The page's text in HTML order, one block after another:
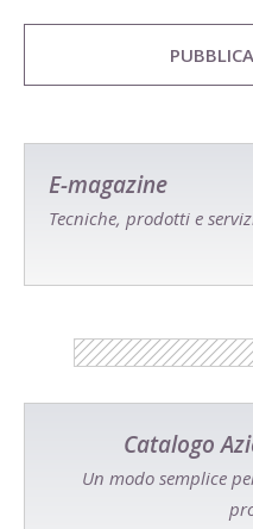
E-magazine
Tecniche, prodotti e
Catalogo
Un modo semplice